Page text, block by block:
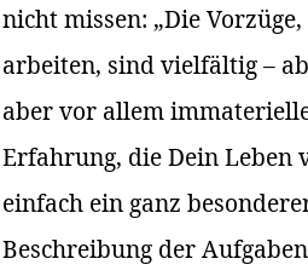
nicht missen: „Die
arbeiten, sind vielfältig –
aber vor allem
Erfahrung, die Dein Leben
einfach ein ganz
Beschreibung der